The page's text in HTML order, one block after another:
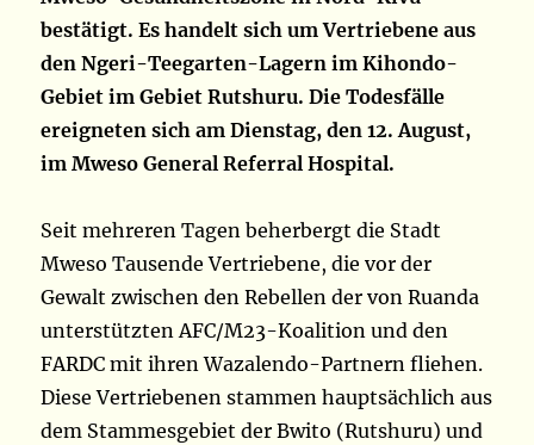
bestätigt. Es handelt sich um Vertriebene aus
den Ngeri-Teegarten-Lagern im Kihondo-
Gebiet im Gebiet Rutshuru. Die Todesfälle
ereigneten sich am Dienstag, den 12. August,
im Mweso General Referral Hospital.
Seit mehreren Tagen beherbergt die Stadt
Mweso Tausende Vertriebene, die vor der
Gewalt zwischen den Rebellen der von Ruanda
unterstützten AFC/M23-Koalition und den
FARDC mit ihren Wazalendo-Partnern fliehen.
Diese Vertriebenen stammen hauptsächlich aus
dem Stammesgebiet der Bwito (Rutshuru) und